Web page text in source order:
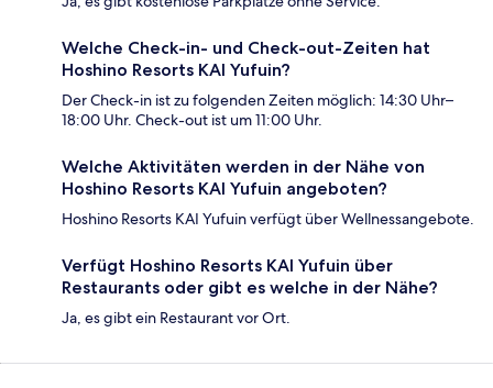
Welche Check-in- und Check-out-Zeiten hat
Hoshino Resorts KAI Yufuin?
Der Check-in ist zu folgenden Zeiten möglich: 14:30 Uhr–
18:00 Uhr. Check-out ist um 11:00 Uhr.
Welche Aktivitäten werden in der Nähe von
Hoshino Resorts KAI Yufuin angeboten?
Hoshino Resorts KAI Yufuin verfügt über Wellnessangebote.
Verfügt Hoshino Resorts KAI Yufuin über
Restaurants oder gibt es welche in der Nähe?
Ja, es gibt ein Restaurant vor Ort.